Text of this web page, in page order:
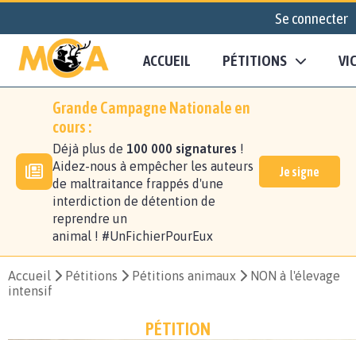
Se connecter
ACCUEIL PÉTITIONS
Grande Campagne Nationale en
cours :
Déjà plus de 100 000 signatures !
Aidez-nous à empêcher les auteurs
de maltraitance frappés d'une
interdiction de détention de
reprendre un
animal ! #UnFichierPourEux
Je signe
Accueil Pétitions Pétitions animaux
NON à l'élevage
intensif
PÉTITION